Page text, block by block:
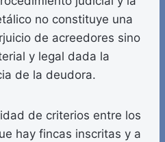
no constituye una
de acreedores sino
y legal dada la
de la deudora.
de criterios entre los
hay fincas inscritas y a